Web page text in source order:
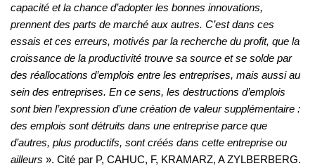
capacité et la chance d’adopter les bonnes innovations,
prennent des parts de marché aux autres. C’est dans ces
essais et ces erreurs, motivés par la recherche du profit, que la
croissance de la productivité trouve sa source et se solde par
des réallocations d’emplois entre les entreprises, mais aussi au
sein des entreprises. En ce sens, les destructions d’emplois
sont bien l’expression d’une création de valeur supplémentaire :
des emplois sont détruits dans une entreprise parce que
d’autres, plus productifs, sont créés dans cette entreprise ou
ailleurs ». Cité par P, CAHUC, F, KRAMARZ, A ZYLBERBERG.